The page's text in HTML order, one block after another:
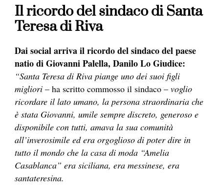
Il ricordo del sindaco di Santa
Teresa di Riva
Dai social arriva il ricordo del sindaco del paese
natio di Giovanni Palella, Danilo Lo Giudice:
“Santa Teresa di Riva piange uno dei suoi figli
migliori – ha scritto commosso il sindaco – voglio
ricordare il lato umano, la persona straordinaria che
è stata Giovanni, umile sempre discreto, generoso e
disponibile con tutti, amava la sua comunità
all’inverosimile ed era orgoglioso di poter dire in
tutto il mondo che la casa di moda “Amelia
Casablanca” era siciliana, era messinese, era
santateresina.